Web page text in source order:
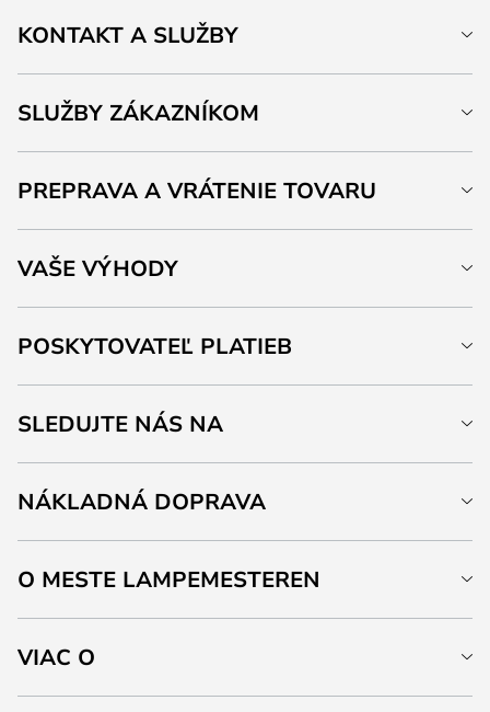
KONTAKT A SLUŽBY
SLUŽBY ZÁKAZNÍKOM
PREPRAVA A VRÁTENIE TOVARU
VAŠE VÝHODY
POSKYTOVATEĽ PLATIEB
SLEDUJTE NÁS NA
NÁKLADNÁ DOPRAVA
O MESTE LAMPEMESTEREN
VIAC O